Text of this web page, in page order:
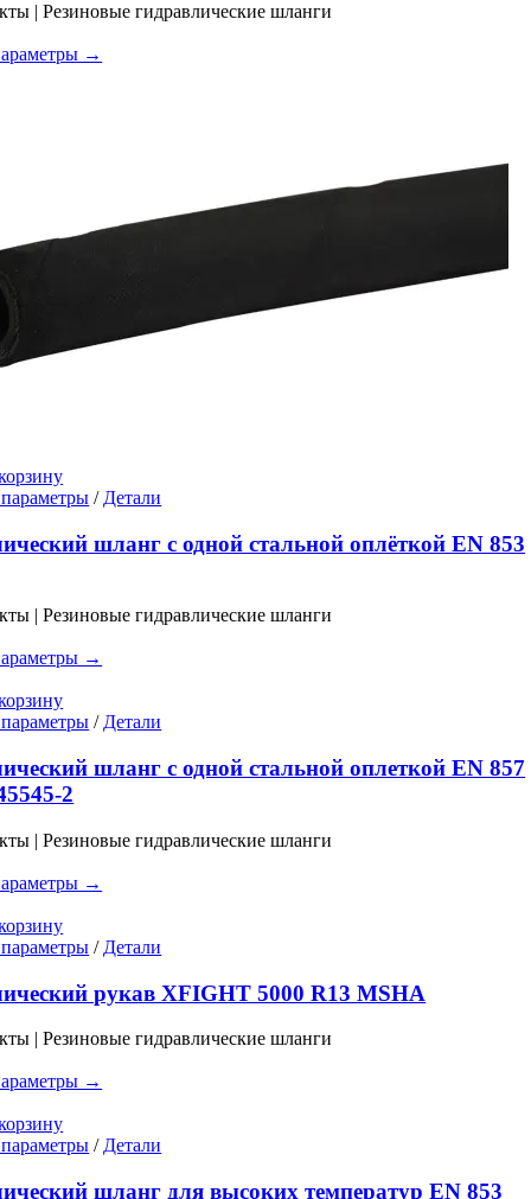
можно
на
| Резиновые гидравлические шланги
→
Этот
имеет
несколько
можно
на
/ Детали
шланг с одной стальной оплёткой EN 853
| Резиновые гидравлические шланги
→
Этот
имеет
несколько
можно
на
/ Детали
шланг с одной стальной оплеткой EN 857
2
| Резиновые гидравлические шланги
→
Этот
имеет
несколько
вариаций.
выбрать
странице
товара.
/ Детали
рукав XFIGHT 5000 R13 MSHA
| Резиновые гидравлические шланги
→
Этот
имеет
/ Детали
шланг для высоких температур EN 853